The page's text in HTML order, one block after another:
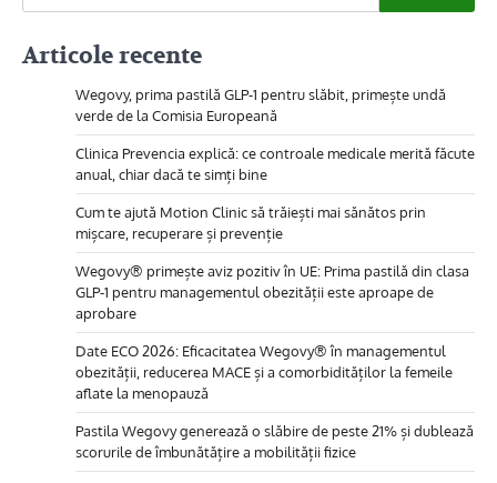
Articole recente
Wegovy, prima pastilă GLP-1 pentru slăbit, primește undă
verde de la Comisia Europeană
Clinica Prevencia explică: ce controale medicale merită făcute
anual, chiar dacă te simți bine
Cum te ajută Motion Clinic să trăiești mai sănătos prin
mișcare, recuperare și prevenție
Wegovy® primește aviz pozitiv în UE: Prima pastilă din clasa
GLP-1 pentru managementul obezității este aproape de
aprobare
Date ECO 2026: Eficacitatea Wegovy® în managementul
obezității, reducerea MACE și a comorbidităților la femeile
aflate la menopauză
Pastila Wegovy generează o slăbire de peste 21% și dublează
scorurile de îmbunătățire a mobilității fizice